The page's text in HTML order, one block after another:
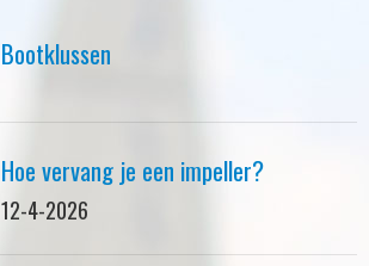
Contact
Bootklussen
Hoe vervang je een impeller?
12-4-2026